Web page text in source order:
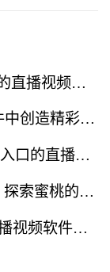
探索17c影院入口地址永久入口的直播视频软件使用体验
17.c-起草口在：在直播视频软件中创造精彩内容的新机遇
深度探讨17C丨国产丨精品永久入口的直播视频软件优势与特点
蜜桃产品一二三产区的区别日：探索蜜桃的多样性与价值
探索911大赛爆料每日一赛：直播视频软件为你带来的精彩赛事